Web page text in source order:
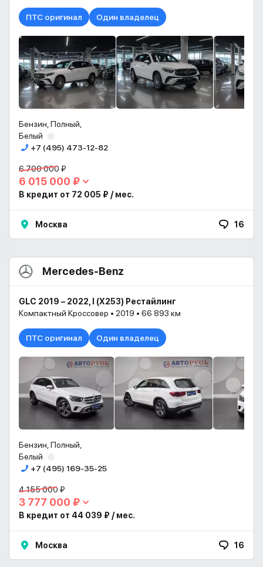
ПТС оригинал Один владелец
Бензин, Полный,
Белый
+7 (495) 473-12-82
6 700 000 ₽
6 015 000 ₽
В кредит от 72 005 ₽ / мес.
Москва 16
Mercedes-Benz
GLC 2019 – 2022, I (X253) Рестайлинг
Компактный Кроссовер • 2019 • 66 893 км
ПТС оригинал Один владелец
Бензин, Полный,
Белый
+7 (495) 169-35-25
4 155 000 ₽
3 777 000 ₽
В кредит от 44 039 ₽ / мес.
Москва 16